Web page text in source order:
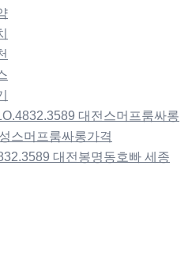
대전스머프룸싸롱
스머프룸싸롱가격
대전봉명동호빠 세종